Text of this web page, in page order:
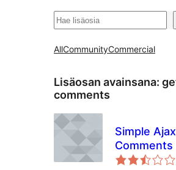
Etsi
AllCommunityCommercial
Lisäosan avainsana:
comments
Simple
Comments